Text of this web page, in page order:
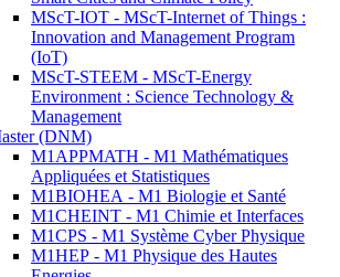
MScT-IOT - MScT-Internet of Things :
Innovation and Management Program
(IoT)
MScT-STEEM - MScT-Energy
Environment : Science Technology &
Management
(DNM)
M1APPMATH - M1 Mathématiques
Appliquées et Statistiques
M1BIOHEA - M1 Biologie et Santé
M1CHEINT - M1 Chimie et Interfaces
M1CPS - M1 Système Cyber Physique
M1HEP - M1 Physique des Hautes